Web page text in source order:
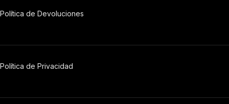
Política de Devoluciones
Política de Privacidad